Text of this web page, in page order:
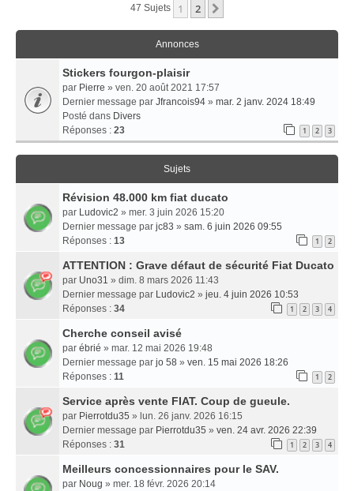
47 Sujets 1 2
Annonces
Stickers fourgon-plaisir
par Pierre » ven. 20 août 2021 17:57
Dernier message par Jfrancois94 » mar. 2 janv. 2024 18:49
Posté dans Divers
Réponses : 23 1 2 3
Sujets
Révision 48.000 km fiat ducato
par Ludovic2 » mer. 3 juin 2026 15:20
Dernier message par jc83 » sam. 6 juin 2026 09:55
Réponses : 13 1 2
ATTENTION : Grave défaut de sécurité Fiat Ducato
par Uno31 » dim. 8 mars 2026 11:43
Dernier message par Ludovic2 » jeu. 4 juin 2026 10:53
Réponses : 34 1 2 3 4
Cherche conseil avisé
par ébrié » mar. 12 mai 2026 19:48
Dernier message par jo 58 » ven. 15 mai 2026 18:26
Réponses : 11 1 2
Service après vente FIAT. Coup de gueule.
par Pierrotdu35 » lun. 26 janv. 2026 16:15
Dernier message par Pierrotdu35 » ven. 24 avr. 2026 22:39
Réponses : 31 1 2 3 4
Meilleurs concessionnaires pour le SAV.
par Noug » mer. 18 févr. 2026 20:14